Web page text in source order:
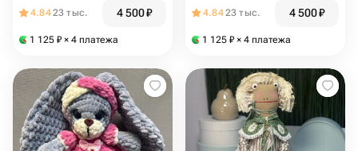
4.8423 тыс. 4 500₽
1 125 ₽ × 4 платежа
4.8423 тыс. 4 500₽
1 125 ₽ × 4 платежа